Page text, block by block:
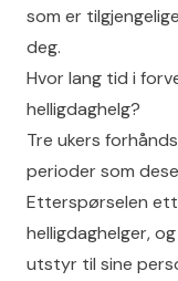
som er
deg.
Hvor lang tid i
helligdaghelg?
Tre ukers
perioder som
Etterspørselen
helligdaghelger,
utstyr til sine